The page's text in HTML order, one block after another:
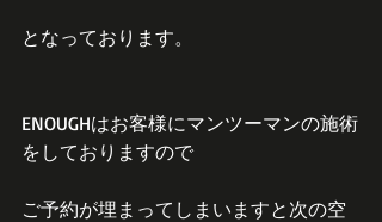
となっております。
ENOUGHはお客様にマンツーマンの施術
をしておりますので
ご予約が埋まってしまいますと次の空